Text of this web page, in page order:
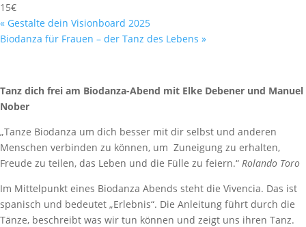
15€
« Gestalte dein Visionboard 2025
Biodanza für Frauen – der Tanz des Lebens »
Tanz dich frei am Biodanza-Abend mit Elke Debener und Manuel
Nober
„Tanze Biodanza um dich besser mit dir selbst und anderen
Menschen verbinden zu können, um Zuneigung zu erhalten,
Freude zu teilen, das Leben und die Fülle zu feiern.“ Rolando Toro
Im Mittelpunkt eines Biodanza Abends steht die Vivencia. Das ist
spanisch und bedeutet „Erlebnis“. Die Anleitung führt durch die
Tänze, beschreibt was wir tun können und zeigt uns ihren Tanz.